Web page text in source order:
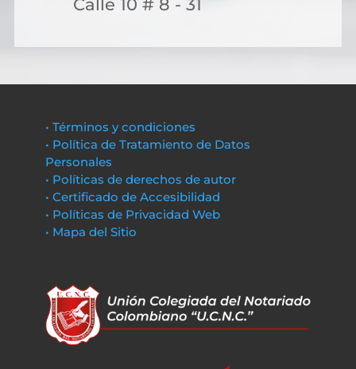
Calle 10 # 8 - 31
• Términos y condiciones
• Política de Tratamiento de Datos
Personales
• Políticas de derechos de autor
• Certificado de Accesibilidad
• Políticas de Privacidad Web
• Mapa del Sitio